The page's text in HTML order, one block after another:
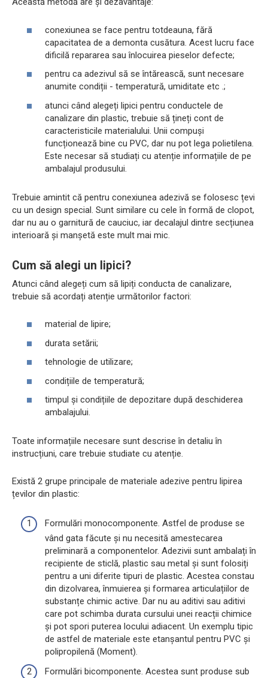
conexiunea se face pentru totdeauna, fără
capacitatea de a demonta cusătura. Acest lucru face
dificilă repararea sau înlocuirea pieselor defecte;
pentru ca adezivul să se întărească, sunt necesare
anumite condiții - temperatură, umiditate etc .;
atunci când alegeți lipici pentru conductele de
canalizare din plastic, trebuie să țineți cont de
caracteristicile materialului. Unii compuși
funcționează bine cu PVC, dar nu pot lega polietilena.
Este necesar să studiați cu atenție informațiile de pe
ambalajul produsului.
Trebuie amintit că pentru conexiunea adezivă se folosesc țevi
cu un design special. Sunt similare cu cele în formă de clopot,
dar nu au o garnitură de cauciuc, iar decalajul dintre secțiunea
interioară și manșetă este mult mai mic.
Cum să alegi un lipici?
Atunci când alegeți cum să lipiți conducta de canalizare,
trebuie să acordați atenție următorilor factori:
material de lipire;
durata setării;
tehnologie de utilizare;
condițiile de temperatură;
timpul și condițiile de depozitare după deschiderea
ambalajului.
Toate informațiile necesare sunt descrise în detaliu în
instrucțiuni, care trebuie studiate cu atenție.
Există 2 grupe principale de materiale adezive pentru lipirea
țevilor din plastic:
Formulări monocomponente. Astfel de produse se
vând gata făcute și nu necesită amestecarea
preliminară a componentelor. Adezivii sunt ambalați în
recipiente de sticlă, plastic sau metal și sunt folosiți
pentru a uni diferite tipuri de plastic. Acestea constau
din dizolvarea, înmuierea și formarea articulațiilor de
substanțe chimic active. Dar nu au aditivi sau aditivi
care pot schimba durata cursului unei reacții chimice
și pot spori puterea locului adiacent. Un exemplu tipic
de astfel de materiale este etanșantul pentru PVC și
polipropilenă (Moment).
Formulări bicomponente. Acestea sunt produse sub